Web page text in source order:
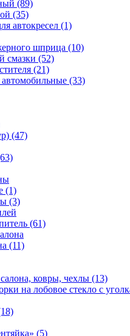
(89)
(35)
автокресел (1)
шприца (10)
смазки (52)
(21)
(33)
(47)
(1)
(3)
(61)
(11)
ковры, чехлы (13)
на лобовое стекло с
(5)